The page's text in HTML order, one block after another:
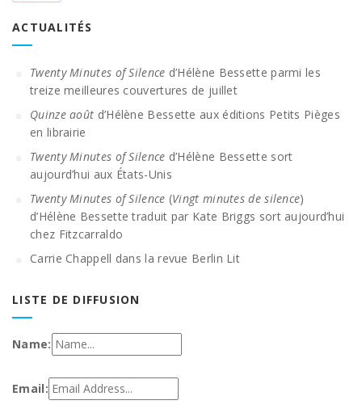
ACTUALITÉS
Twenty Minutes of Silence d’Hélène Bessette parmi les
treize meilleures couvertures de juillet
Quinze août d’Hélène Bessette aux éditions Petits Pièges
en librairie
Twenty Minutes of Silence d’Hélène Bessette sort
aujourd’hui aux États-Unis
Twenty Minutes of Silence (Vingt minutes de silence)
d’Hélène Bessette traduit par Kate Briggs sort aujourd’hui
chez Fitzcarraldo
Carrie Chappell dans la revue Berlin Lit
LISTE DE DIFFUSION
Name:
Email: